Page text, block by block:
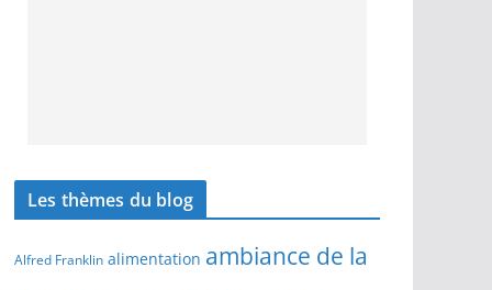
Les thèmes du blog
Alfred Franklin alimentation ambiance de la